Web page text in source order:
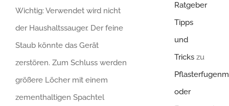
Wichtig: Verwendet wird nicht
der Haushaltssauger. Der feine
Staub könnte das Gerät
zerstören. Zum Schluss werden
größere Löcher mit einem
zementhaltigen Spachtel
Ratgeber
Tipps
und
Trickszu
oder